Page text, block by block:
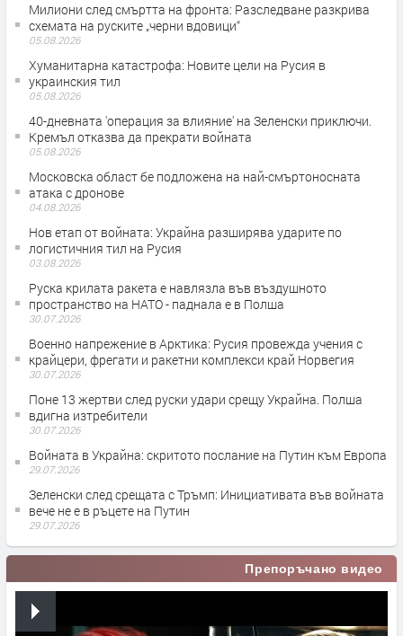
Милиони след смъртта на фронта: Разследване разкрива
схемата на руските „черни вдовици“
05.08.2026
Хуманитарна катастрофа: Новите цели на Русия в
украинския тил
05.08.2026
40-дневната 'операция за влияние' на Зеленски приключи.
Кремъл отказва да прекрати войната
05.08.2026
Московска област бе подложена на най-смъртоносната
атака с дронове
04.08.2026
Нов етап от войната: Украйна разширява ударите по
логистичния тил на Русия
03.08.2026
Руска крилата ракета е навлязла във въздушното
пространство на НАТО - паднала е в Полша
30.07.2026
Военно напрежение в Арктика: Русия провежда учения с
крайцери, фрегати и ракетни комплекси край Норвегия
30.07.2026
Поне 13 жертви след руски удари срещу Украйна. Полша
вдигна изтребители
30.07.2026
Войната в Украйна: скритото послание на Путин към Европа
29.07.2026
Зеленски след срещата с Тръмп: Инициативата във войната
вече не е в ръцете на Путин
29.07.2026
Препоръчано видео